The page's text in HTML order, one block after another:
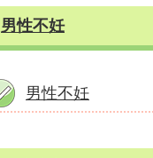
男性不妊
男性不妊